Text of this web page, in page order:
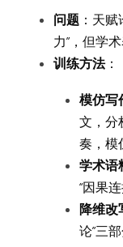
问题 ：天
力”，但学
训练方法：
模仿写
文，分
奏，模
学术语
“因果
降维改
论”三